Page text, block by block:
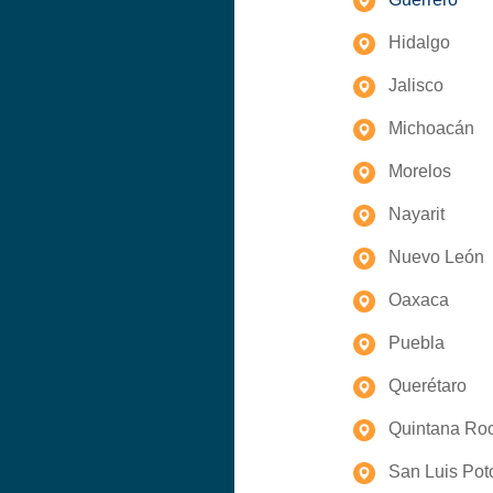
Hidalgo
Jalisco
Michoacán
Morelos
Nayarit
Nuevo León
Oaxaca
Puebla
Querétaro
Quintana
San Luis